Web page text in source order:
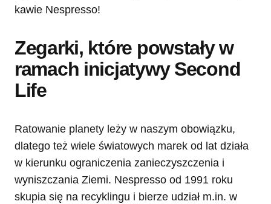
kawie Nespresso!
Zegarki, które powstały w
ramach inicjatywy Second
Life
Ratowanie planety leży w naszym obowiązku,
dlatego też wiele światowych marek od lat działa
w kierunku ograniczenia zanieczyszczenia i
wyniszczania Ziemi. Nespresso od 1991 roku
skupia się na recyklingu i bierze udział m.in. w